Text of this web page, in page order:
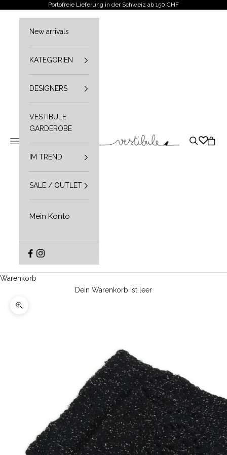
Zum Inhalt springenPortofreie Lieferung in der Schweiz ab 150 CHF
Vestibule
Navigationsmenü öffnen Suche
New arrivals
KATEGORIEN
DESIGNERS
VESTIBULE
GARDEROBE
IM TREND
SALE / OUTLET
Mein Konto
Warenkorb
Dein Warenkorb ist leer
Bild vergrößern